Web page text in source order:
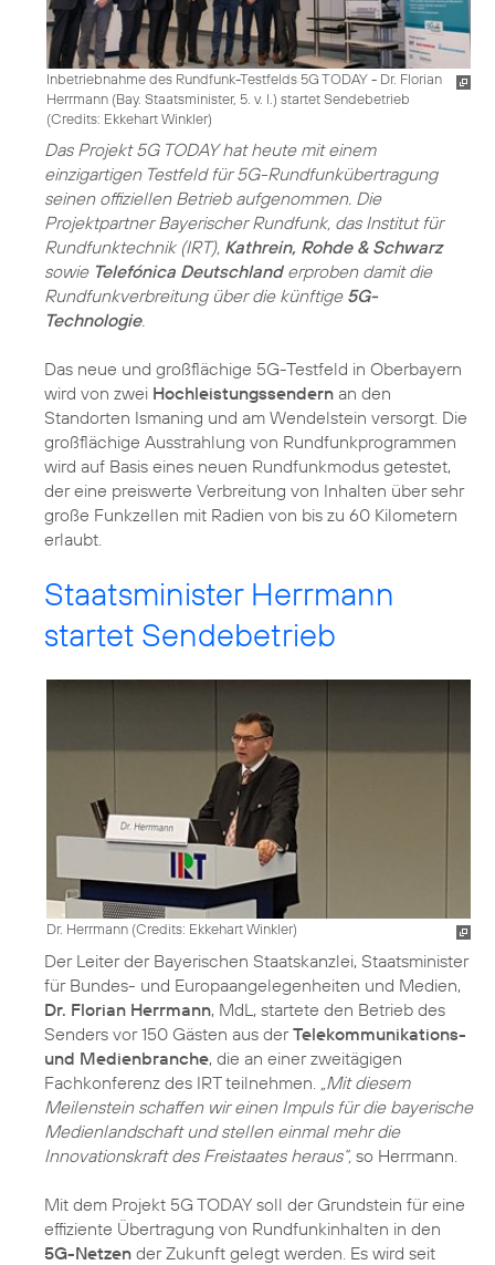
Inbetriebnahme des Rundfunk-Testfelds 5G TODAY - Dr. Florian
Herrmann (Bay. Staatsminister, 5. v. l.) startet Sendebetrieb
(Credits: Ekkehart Winkler)
Das Projekt 5G TODAY hat heute mit einem
einzigartigen Testfeld für 5G-Rundfunkübertragung
seinen offiziellen Betrieb aufgenommen. Die
Projektpartner Bayerischer Rundfunk, das Institut für
Rundfunktechnik (IRT), Kathrein, Rohde & Schwarz
sowie Telefónica Deutschlanderproben damit die
Rundfunkverbreitung über die künftige 5G-
Technologie.
Das neue und großflächige 5G-Testfeld in Oberbayern
wird von zwei Hochleistungssendern an den
Standorten Ismaning und am Wendelstein versorgt. Die
großflächige Ausstrahlung von Rundfunkprogrammen
wird auf Basis eines neuen Rundfunkmodus getestet,
der eine preiswerte Verbreitung von Inhalten über sehr
große Funkzellen mit Radien von bis zu 60 Kilometern
erlaubt.
Staatsminister Herrmann
startet Sendebetrieb
Dr. Herrmann (Credits: Ekkehart Winkler)
Der Leiter der Bayerischen Staatskanzlei, Staatsminister
für Bundes- und Europaangelegenheiten und Medien,
Dr. Florian Herrmann, MdL, startete den Betrieb des
Senders vor 150 Gästen aus derTelekommunikations-
und Medienbranche, die an einer zweitägigen
Fachkonferenz des IRT teilnehmen. „Mit diesem
Meilenstein schaffen wir einen Impuls für die bayerische
Medienlandschaft und stellen einmal mehr die
Innovationskraft des Freistaates heraus“, so Herrmann.
Mit dem Projekt 5G TODAY soll der Grundstein für eine
effiziente Übertragung von Rundfunkinhalten in den
5G-Netzen der Zukunft gelegt werden. Es wird seit